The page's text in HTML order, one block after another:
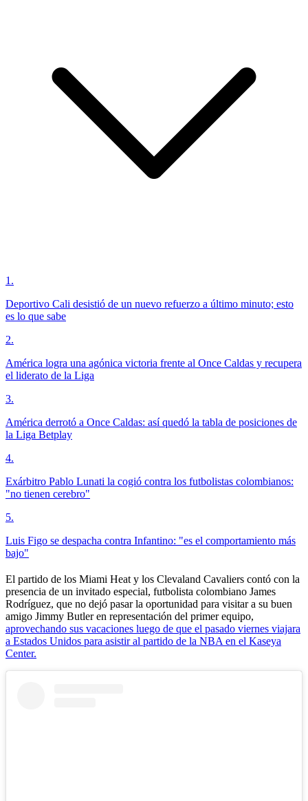
1 .
Deportivo Cali desistió de un nuevo refuerzo a último minuto; esto
es lo que sabe
2.
América logra una agónica victoria frente al Once Caldas y recupera
el liderato de la Liga
3.
América derrotó a Once Caldas: así quedó la tabla de posiciones de
la Liga Betplay
4.
Exárbitro Pablo Lunati la cogió contra los futbolistas colombianos:
"no tienen cerebro"
5.
Luis Figo se despacha contra Infantino: "es el comportamiento más
bajo"
El partido de los Miami Heat y los Clevaland Cavaliers contó con la
presencia de un invitado especial, futbolista colombiano James
Rodríguez, que no dejó pasar la oportunidad para visitar a su buen
amigo Jimmy Butler en representación del primer equipo,
aprovechando sus vacaciones luego de que el pasado viernes viajara
a Estados Unidos para asistir al partido de la NBA en el Kaseya
Center.